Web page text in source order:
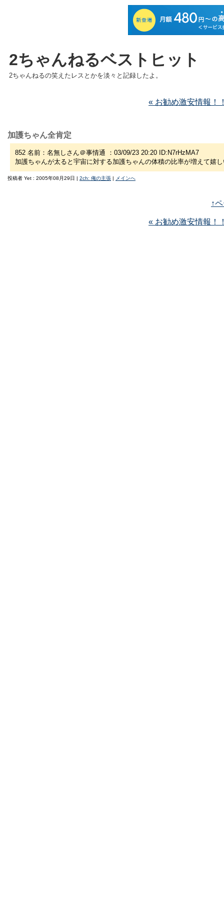
2ちゃんねるベストヒット
2ちゃんねるの笑えたレスとかを淡々と記録したよ。
« お勧め激安情報！
加護ちゃん全肯定
852 名前：名無しさん＠事情通 ：03/09/23 20:20 ID:N7rHzMA7
加護ちゃんが太ると宇宙に対する加護ちゃんの体積の比率が増えて嬉
投稿者 Yet : 2005年08月29日 | 2ch: 俺の主張 | メインへ
↑
« お勧め激安情報！